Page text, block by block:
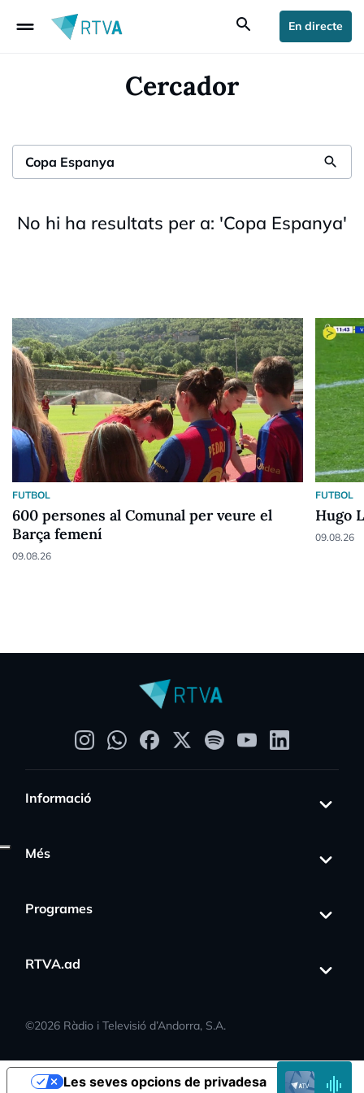
drag_handle search En directe
Cercador
search
No hi ha resultats per a: 'Copa Espanya'
FUTBOL
600 persones al Comunal per veure el
Barça femení
09.08.26
FUTBOL
Hugo
09.08.26
Informació
Més
Programes
RTVA.ad
©2026 Ràdio i Televisió d’Andorra, S.A.
EN
DIRECTELes seves opcions de privadesa